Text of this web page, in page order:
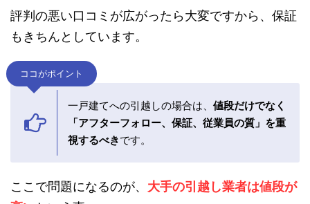
また、大手だと万が一物損や不具合が生じた際の
評判の悪い口コミが広がったら大変ですから、保
証もきちんとしています。
ココがポイント
一戸建てへの引越しの場合は、
値段だけでな
く「アフターフォロー、保証、従業員の質」